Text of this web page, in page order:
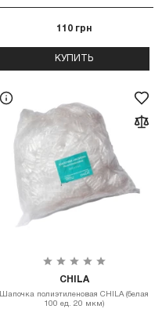
110 грн
КУПИТЬ
CHILA
Шапочка полиэтиленовая CHILA (белая
100 ед. 20 мкм)